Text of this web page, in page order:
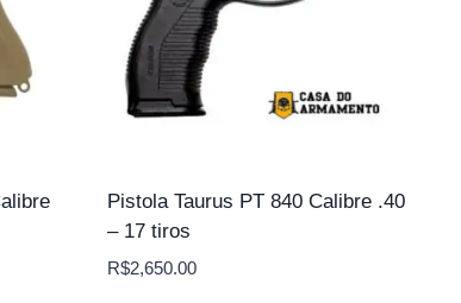
Pistola Taurus PT 840 Calibre .40
– 17 tiros
R$2,650.00